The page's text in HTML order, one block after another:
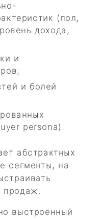
(пол,
дохода,
и
и болей
persona).
абстрактных
сегменты, на
продаж.
выстроенный